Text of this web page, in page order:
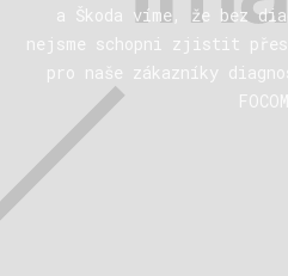
a Škoda víme, že bez
nejsme schopni zjistit
pro naše zákazníky
FOCOM.